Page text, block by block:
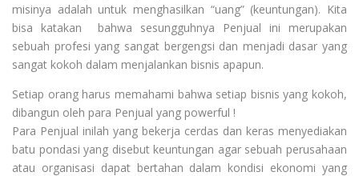
misinya adalah untuk menghasilkan “uang” (keuntungan). Kita
bisa katakan bahwa sesungguhnya Penjual ini merupakan
sebuah profesi yang sangat bergengsi dan menjadi dasar yang
sangat kokoh dalam menjalankan bisnis apapun.
Setiap orang harus memahami bahwa setiap bisnis yang kokoh,
dibangun oleh para Penjual yang powerful !
Para Penjual inilah yang bekerja cerdas dan keras menyediakan
batu pondasi yang disebut keuntungan agar sebuah perusahaan
atau organisasi dapat bertahan dalam kondisi ekonomi yang